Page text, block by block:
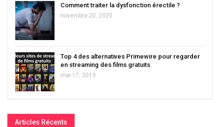
Comment traiter la dysfonction érectile ?
novembre 20, 2020
Top 4 des alternatives Primewire pour regarder
en streaming des films gratuits
mai 17, 2019
Articles Récents